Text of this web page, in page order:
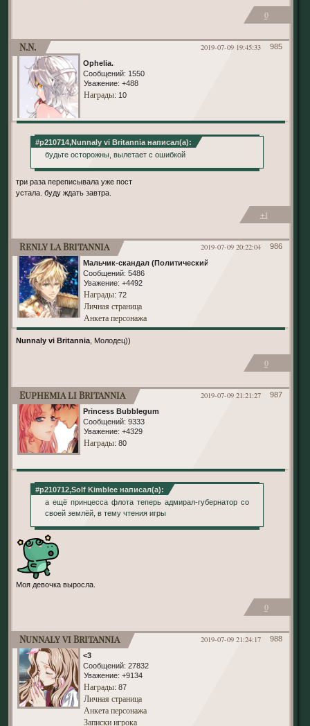
0
985
2019-07-09 19:45:33
N.N.
Ophelia.
Сообщений: 1550
Уважение: +488
Награды: 10
#p210714,Nunnaly vi Britannia написал(а):
будьте осторожны, вылетает с ошибкой
три раза переписывала уже пост
устала. буду ждать завтра.
+1
986
2019-07-09 20:22:04
Renly la Britannia
Мальчик-скандал (Политический)
Сообщений: 5486
Уважение: +4492
Награды: 72
Личная страница
Анкета персонажа
Nunnaly vi Britannia, Молодец))
0
987
2019-07-09 21:21:27
Euphemia li Britannia
Princess Bubblegum
Сообщений: 9333
Уважение: +4329
Награды: 80
#p210712,Solf Kimblee написал(а):
а ещё принцесса флота теперь адмирал-губернатор со
своей землёй, в тему чтения игры
Моя девочка выросла.
0
988
2019-07-09 21:24:17
Nunnaly vi Britannia
<3
Сообщений: 27832
Уважение: +9134
Награды: 87
Личная страница
Анкета персонажа
Записки игрока